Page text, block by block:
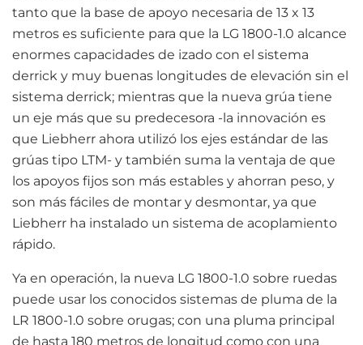
tanto que la base de apoyo necesaria de 13 x 13
metros es suficiente para que la LG 1800-1.0 alcance
enormes capacidades de izado con el sistema
derrick y muy buenas longitudes de elevación sin el
sistema derrick; mientras que la nueva grúa tiene
un eje más que su predecesora -la innovación es
que Liebherr ahora utilizó los ejes estándar de las
grúas tipo LTM- y también suma la ventaja de que
los apoyos fijos son más estables y ahorran peso, y
son más fáciles de montar y desmontar, ya que
Liebherr ha instalado un sistema de acoplamiento
rápido.
Ya en operación, la nueva LG 1800-1.0 sobre ruedas
puede usar los conocidos sistemas de pluma de la
LR 1800-1.0 sobre orugas; con una pluma principal
de hasta 180 metros de longitud como con una